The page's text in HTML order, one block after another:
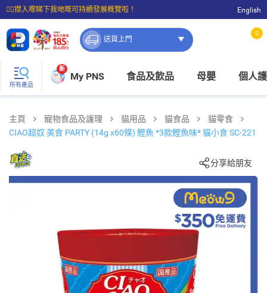
☝🏼㩒入嚟睇下我哋嘅可持續發展概覽啦！
⭐購物滿$399即享免費送貨；滿$100即可免費店取。
English
送貨上門
0
所有產品
新
My PNS 食品及飲品 母嬰 個人
主頁 寵物食品及護理 貓用品 貓食品
貓零食
CIAO超奴 美食 PARTY (14g x60條) 鰹魚 *3款鰹魚味* 貓小食 SC-221
分享給朋友